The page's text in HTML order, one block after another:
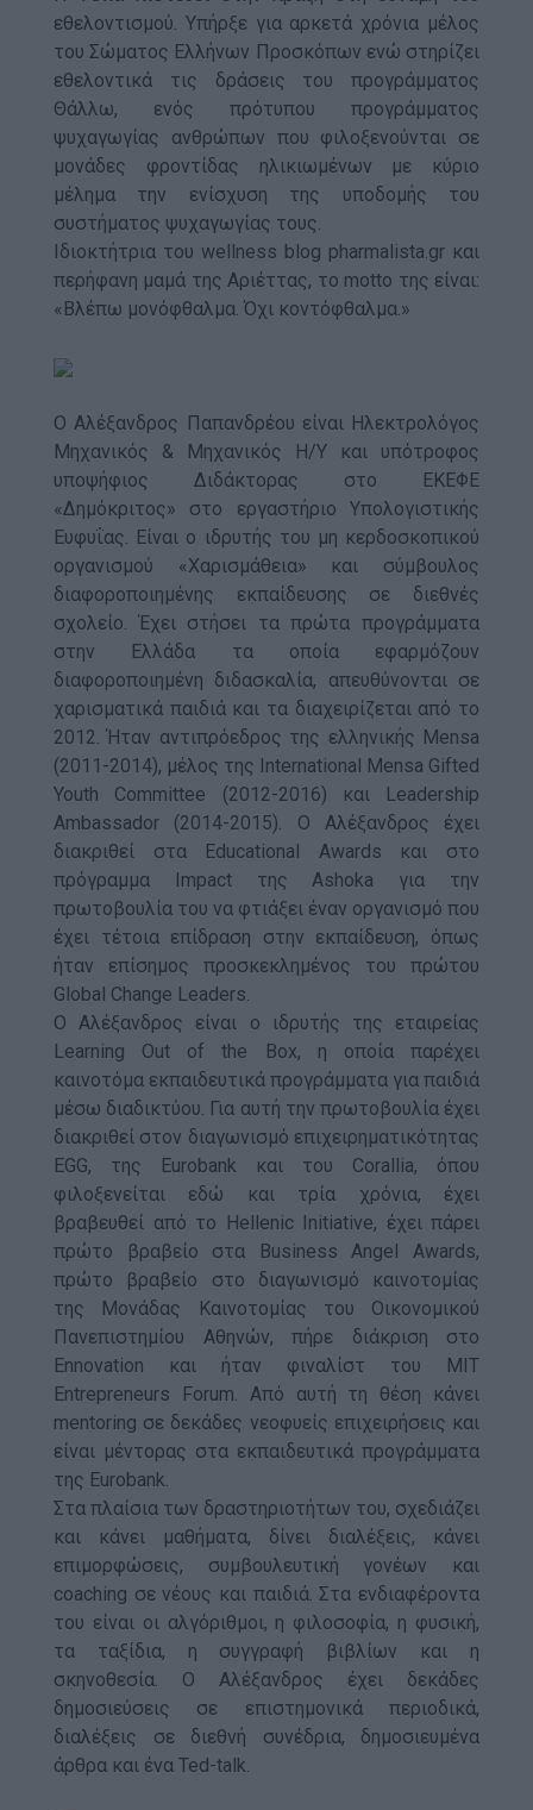
εθελοντισμού. Υπήρξε για αρκετά χρόνια μέλος
του Σώματος Ελλήνων Προσκόπων ενώ στηρίζει
εθελοντικά τις δράσεις του προγράμματος
Θάλλω, ενός πρότυπου προγράμματος
ψυχαγωγίας ανθρώπων που φιλοξενούνται σε
μονάδες φροντίδας ηλικιωμένων με κύριο
μέλημα την ενίσχυση της υποδομής του
συστήματος ψυχαγωγίας τους.
Ιδιοκτήτρια του wellness blog pharmalista.gr και
περήφανη μαμά της Αριέττας, το motto της είναι:
«Βλέπω μονόφθαλμα. Όχι κοντόφθαλμα.»
Ο Αλέξανδρος Παπανδρέου είναι Ηλεκτρολόγος
Μηχανικός & Μηχανικός Η/Υ και υπότροφος
υποψήφιος Διδάκτορας στο ΕΚEΦΕ
«Δημόκριτος» στο εργαστήριο Υπολογιστικής
Ευφυΐας. Είναι ο ιδρυτής του μη κερδοσκοπικού
οργανισμού «Χαρισμάθεια» και σύμβουλος
διαφοροποιημένης εκπαίδευσης σε διεθνές
σχολείο. Έχει στήσει τα πρώτα προγράμματα
στην Ελλάδα τα οποία εφαρμόζουν
διαφοροποιημένη διδασκαλία, απευθύνονται σε
χαρισματικά παιδιά και τα διαχειρίζεται από το
2012. Ήταν αντιπρόεδρος της ελληνικής Mensa
(2011-2014), μέλος της International Mensa Gifted
Youth Committee (2012-2016) και Leadership
Ambassador (2014-2015). Ο Αλέξανδρος έχει
διακριθεί στα Educational Awards και στο
πρόγραμμα Impact της Ashoka για την
πρωτοβουλία του να φτιάξει έναν οργανισμό που
έχει τέτοια επίδραση στην εκπαίδευση, όπως
ήταν επίσημος προσκεκλημένος του πρώτου
Global Change Leaders.
Ο Αλέξανδρος είναι ο ιδρυτής της εταιρείας
Learning Out of the Box, η οποία παρέχει
καινοτόμα εκπαιδευτικά προγράμματα για παιδιά
μέσω διαδικτύου. Για αυτή την πρωτοβουλία έχει
διακριθεί στον διαγωνισμό επιχειρηματικότητας
EGG, της Eurobank και του Corallia, όπου
φιλοξενείται εδώ και τρία χρόνια, έχει
βραβευθεί από το Hellenic Initiative, έχει πάρει
πρώτο βραβείο στα Business Angel Awards,
πρώτο βραβείο στο διαγωνισμό καινοτομίας
της Μονάδας Καινοτομίας του Οικονομικού
Πανεπιστημίου Αθηνών, πήρε διάκριση στο
Ennovation και ήταν φιναλίστ του MIT
Entrepreneurs Forum. Από αυτή τη θέση κάνει
mentoring σε δεκάδες νεοφυείς επιχειρήσεις και
είναι μέντορας στα εκπαιδευτικά προγράμματα
της Eurobank.
Στα πλαίσια των δραστηριοτήτων του, σχεδιάζει
και κάνει μαθήματα, δίνει διαλέξεις, κάνει
επιμορφώσεις, συμβουλευτική γονέων και
coaching σε νέους και παιδιά. Στα ενδιαφέροντα
του είναι οι αλγόριθμοι, η φιλοσοφία, η φυσική,
τα ταξίδια, η συγγραφή βιβλίων και η
σκηνοθεσία. Ο Αλέξανδρος έχει δεκάδες
δημοσιεύσεις σε επιστημονικά περιοδικά,
διαλέξεις σε διεθνή συνέδρια, δημοσιευμένα
άρθρα και ένα Ted-talk.